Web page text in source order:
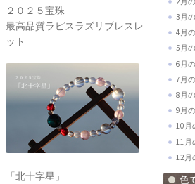
２０２５宝珠
最高品質ラピスラズリブレスレ
ット
「北十字星」
3月
4月
5月
6月
7月
8月
9月
10月
11月
12月